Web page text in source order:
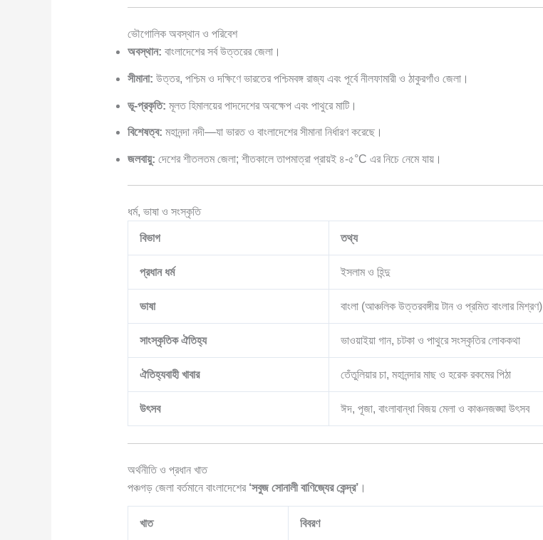
ভৌগোলিক অবস্থান ও পরিবেশ
অবস্থান: বাংলাদেশের সর্ব উত্তরের জেলা।
সীমানা: উত্তর, পশ্চিম ও দক্ষিণে ভারতের পশ্চিমবঙ্গ রাজ্য এবং পূর্বে নীলফামারী ও ঠাকুরগাঁও জেলা।
ভূ-প্রকৃতি: মূলত হিমালয়ের পাদদেশের অবক্ষেপ এবং পাথুরে মাটি।
বিশেষত্ব: মহানন্দা নদী—যা ভারত ও বাংলাদেশের সীমানা নির্ধারণ করেছে।
জলবায়ু: দেশের শীতলতম জেলা; শীতকালে তাপমাত্রা প্রায়ই ৪-৫°C এর নিচে নেমে যায়।
ধর্ম, ভাষা ও সংস্কৃতি
বিভাগ তথ্য
প্রধান ধর্ম ইসলাম ও হিন্দু
ভাষা বাংলা (আঞ্চলিক উত্তরবঙ্গীয় টান ও প্রমিত বাংলার মিশ্রণ)
সাংস্কৃতিক ঐতিহ্য ভাওয়াইয়া গান, চটকা ও পাথুরে সংস্কৃতির লোককথা
ঐতিহ্যবাহী খাবার তেঁতুলিয়ার চা, মহানন্দার মাছ ও হরেক রকমের পিঠা
উৎসব ঈদ, পূজা, বাংলাবান্ধা বিজয় মেলা ও কাঞ্চনজঙ্ঘা উৎসব
অর্থনীতি ও প্রধান খাত
পঞ্চগড় জেলা বর্তমানে বাংলাদেশের ‘সবুজ সোনালী বাণিজ্যের কেন্দ্র’।
খাত বিবরণ